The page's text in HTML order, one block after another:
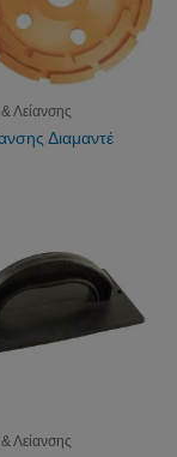
Λείανσης
Διαμαντέ
Λείανσης